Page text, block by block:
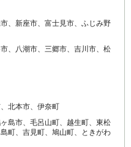
、新座市、富士見市、ふじみ野
、八潮市、三郷市、吉川市、松
北本市、伊奈町
島市、毛呂山町、越生町、東松
町、吉見町、鳩山町、ときがわ